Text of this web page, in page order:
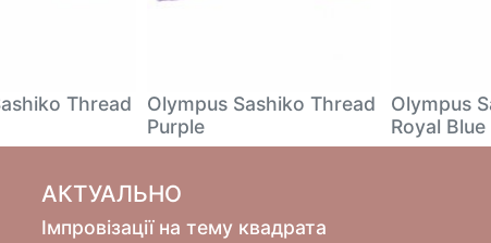
Thread
Olympus Sashiko Thread
Purple
Olympus
Royal Blue
АКТУАЛЬНО
Імпровізації на тему квадрата